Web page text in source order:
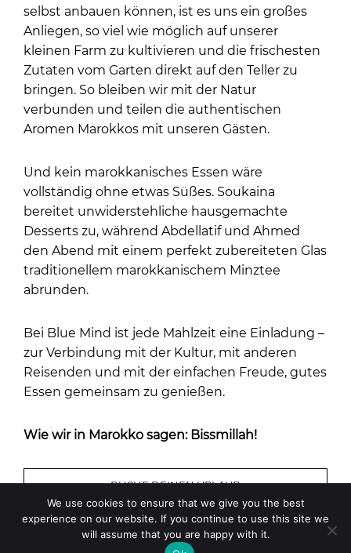
selbst anbauen können, ist es uns ein großes
Anliegen, so viel wie möglich auf unserer
kleinen Farm zu kultivieren und die frischesten
Zutaten vom Garten direkt auf den Teller zu
bringen. So bleiben wir mit der Natur
verbunden und teilen die authentischen
Aromen Marokkos mit unseren Gästen.
Und kein marokkanisches Essen wäre
vollständig ohne etwas Süßes. Soukaina
bereitet unwiderstehliche hausgemachte
Desserts zu, während Abdellatif und Ahmed
den Abend mit einem perfekt zubereiteten Glas
traditionellem marokkanischem Minztee
abrunden.
Bei Blue Mind ist jede Mahlzeit eine Einladung –
zur Verbindung mit der Kultur, mit anderen
Reisenden und mit der einfachen Freude, gutes
Essen gemeinsam zu genießen.
Wie wir in Marokko sagen: Bissmillah!
BUCHE DEINEN URLAUB
We use cookies to ensure that we give you the best
experience on our website. If you continue to use this site we
will assume that you are happy with it.